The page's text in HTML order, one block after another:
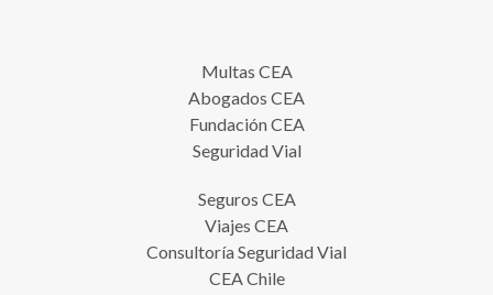
Multas CEA
Abogados CEA
Fundación CEA
Seguridad Vial
Seguros CEA
Viajes CEA
Consultoría Seguridad Vial
CEA Chile